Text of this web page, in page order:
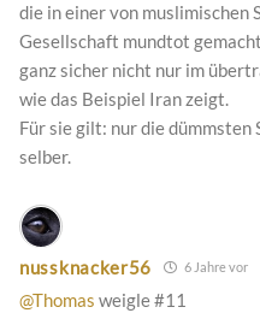
die in einer von muslimischen
Gesellschaft mundtot
ganz sicher nicht nur im
wie das Beispiel Iran zeigt.
Für sie gilt: nur die
selber.
nussknacker56 6 Jahre vor
@Thomas weigle #11